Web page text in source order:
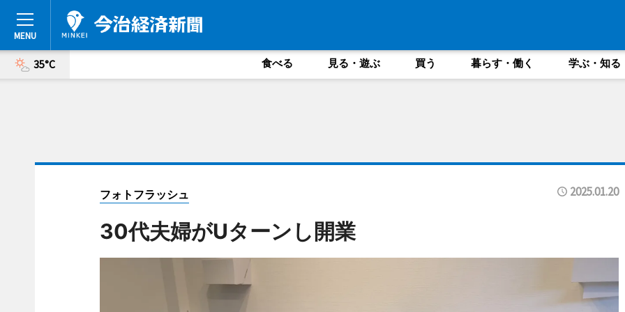
35°C 食べる 見る・遊ぶ 買う 暮らす・働く 学ぶ・知る
フォトフラッシュ 2025.01.20
30代夫婦がUターンし開業